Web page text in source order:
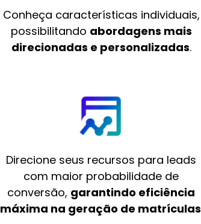
Conheça características individuais,
possibilitando abordagens mais
direcionadas e personalizadas.
Direcione seus recursos para leads
com maior probabilidade de
conversão, garantindo eficiência
máxima na geração de matrículas